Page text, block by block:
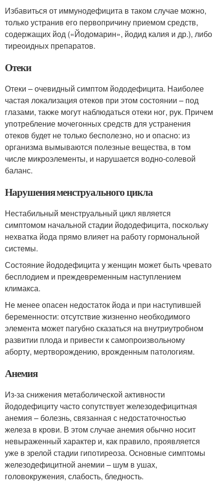
Избавиться от иммунодефицита в таком случае можно,
только устранив его первопричину приемом средств,
содержащих йод («Йодомарин», йодид калия и др.), либо
тиреоидных препаратов.
Отеки
Отеки – очевидный симптом йододефицита. Наиболее
частая локализация отеков при этом состоянии – под
глазами, также могут наблюдаться отеки ног, рук. Причем
употребление мочегонных средств для устранения
отеков будет не только бесполезно, но и опасно: из
организма вымываются полезные вещества, в том
числе микроэлементы, и нарушается водно-солевой
баланс.
Нарушения менструального цикла
Нестабильный менструальный цикл является
симптомом начальной стадии йододефицита, поскольку
нехватка йода прямо влияет на работу гормональной
системы.
Состояние йододефицита у женщин может быть чревато
бесплодием и преждевременным наступлением
климакса.
Не менее опасен недостаток йода и при наступившей
беременности: отсутствие жизненно необходимого
элемента может пагубно сказаться на внутриутробном
развитии плода и привести к самопроизвольному
аборту, мертворождению, врожденным патологиям.
Анемия
Из-за снижения метаболической активности
йододефициту часто сопутствует железодефицитная
анемия – болезнь, связанная с недостаточностью
железа в крови. В этом случае анемия обычно носит
невыраженный характер и, как правило, проявляется
уже в зрелой стадии гипотиреоза. Основные симптомы
железодефицитной анемии – шум в ушах,
головокружения, слабость, бледность.